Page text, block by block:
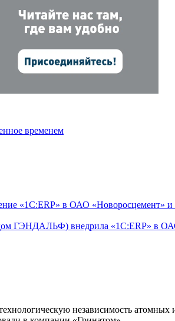
временем
«1С:ERP» в ОАО «Новоросцемент» и
ГЭНДАЛЬФ) внедрила «1С:ERP» в
независимость атомных